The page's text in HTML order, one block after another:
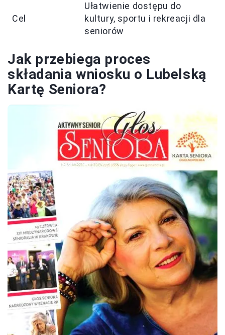
Cel
Ułatwienie dostępu do
kultury, sportu i rekreacji dla
seniorów
Jak przebiega proces
składania wniosku o Lubelską
Kartę Seniora?